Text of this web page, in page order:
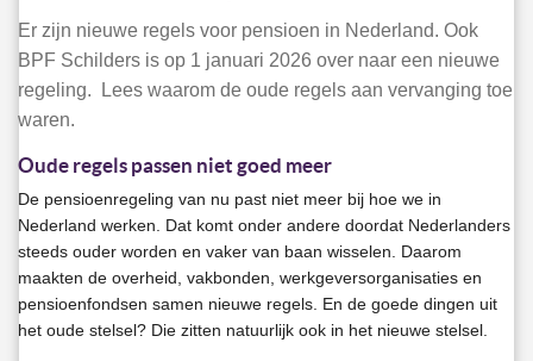
Er zijn nieuwe regels voor pensioen in Nederland. Ook
BPF Schilders is op 1 januari 2026 over naar een nieuwe
regeling. Lees waarom de oude regels aan vervanging toe
waren.
Oude regels passen niet goed meer
De pensioenregeling van nu past niet meer bij hoe we in
Nederland werken. Dat komt onder andere doordat Nederlanders
steeds ouder worden en vaker van baan wisselen. Daarom
maakten de overheid, vakbonden, werkgeversorganisaties en
pensioenfondsen samen nieuwe regels. En de goede dingen uit
het oude stelsel? Die zitten natuurlijk ook in het nieuwe stelsel.